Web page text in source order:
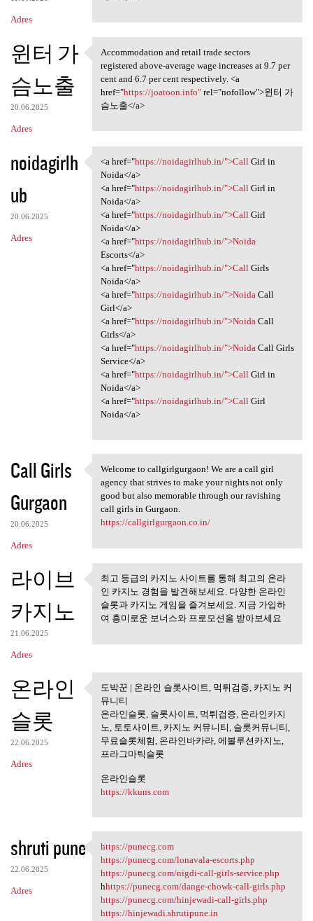
Adres
윈터 가
슴노출
20.06.2025
Adres
Accommodation and retail
Accommodation and retail trade sectors
registered above-average wage increases at 9.7 per
cent and 6.7 per cent respectively. <a
href="https://joatoon.info"rel="nofollow">윈터 가
슴노출</a>
noidagirlh
ub
20.06.2025
Adres
<a href="https://noidagirlhub
<a href="https://noidagirlhub.in/">Call Girl in
Noida</a>
<a href="https://noidagirlhub.in/">Call Girl in
Noida</a>
<a href="https://noidagirlhub.in/">Call Girl
Noida</a>
<a href="https://noidagirlhub.in/">Noida
Escorts</a>
<a href="https://noidagirlhub.in/">Call Girls
Noida</a>
<a href="https://noidagirlhub.in/">Noida Call
Girl</a>
<a href="https://noidagirlhub.in/">Noida Call
Girls</a>
<a href="https://noidagirlhub.in/">Noida Call Girls
Service</a>
<a href="https://noidagirlhub.in/">Call Girl in
Noida</a>
<a href="https://noidagirlhub.in/">Call Girl
Noida</a>
Call Girls
Gurgaon
20.06.2025
Adres
Welcome to callgirlgurgaon!
Welcome to callgirlgurgaon! We are a call girl
agency that strives to make your nights not only
good but also memorable through our ravishing
call girls in Gurgaon.
https://callgirlgurgaon.co.in/
라이브
카지노
21.06.2025
Adres
최고 등급의 카지노 사이트를 통
해 최고의 온라인
최고 등급의 카지노 사이트를 통해 최고의 온라
인 카지노 경험을 발견해보세요. 다양한 온라인
슬롯과 카지노 게임을 즐겨보세요. 지금 가입하
여 흥미로운 보너스와 프로모션을 받아보세요
온라인
슬롯
22.06.2025
Adres
도박꾼 | 온라인 슬롯사이트, 먹튀
검증, 카지노
도박꾼 | 온라인 슬롯사이트, 먹튀검증, 카지노 커
뮤니티
온라인슬롯, 슬롯사이트, 먹튀검증, 온라인카지
노, 토토사이트, 카지노 커뮤니티, 슬롯커뮤니티,
무료슬롯체험, 온라인바카라, 에볼루션카지노,
프라그마틱슬롯
온라인슬롯
https://kkuns.com
shruti pune
22.06.2025
Adres
https://punecg.com
https://punecg.com
https://punecg.com/lonavala-escorts.php
https://punecg.com/nigdi-call-girls-service.php
hhttps://punecg.com/dange-chowk-call-girls.php
https://punecg.com/hinjewadi-call-girls.php
https://hinjewadi.shrutipune.in